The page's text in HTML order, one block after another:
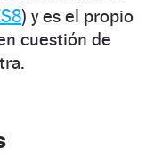
) y es el propio
cuestión de